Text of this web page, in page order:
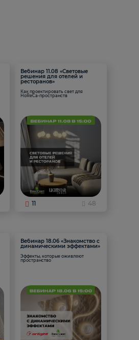
Вебинар 11.08 «Световые
решения для отелей и
ресторанов»
Как проектировать свет для
HoReCa-пространств
11 48
Вебинар 18.06 «Знакомство с
динамическими эффектами»
Эффекты, которые оживляют
пространство